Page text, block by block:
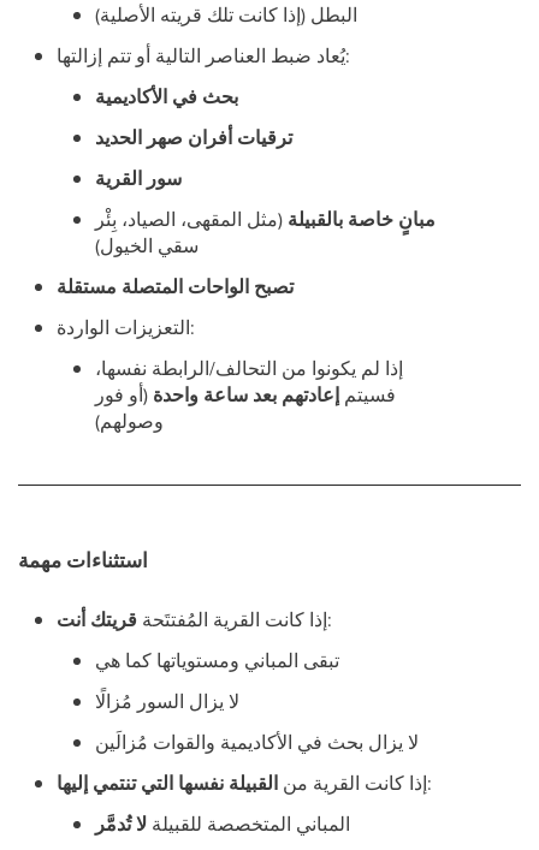
البطل (إذا كانت تلك قريته الأصلية)
يُعاد ضبط العناصر التالية أو تتم إزالتها:
بحث في الأكاديمية
ترقيات أفران صهر الحديد
سور القرية
مبانٍ خاصة بالقبيلة (مثل المقهى، الصياد، بِئْر
سقي الخيول)
تصبح الواحات المتصلة مستقلة
التعزيزات الواردة:
إذا لم يكونوا من التحالف/الرابطة نفسها،
فسيتم إعادتهم بعد ساعة واحدة (أو فور
وصولهم)
استثناءات مهمة
إذا كانت القرية المُفتتَحة قريتك أنت
:
تبقى المباني ومستوياتها كما هي
لا يزال السور مُزالًا
لا يزال بحث في الأكاديمية والقوات مُزالَين
إذا كانت القرية من القبيلة نفسها التي تنتمي إليها
:
المباني المتخصصة للقبيلة لا تُدمَّر